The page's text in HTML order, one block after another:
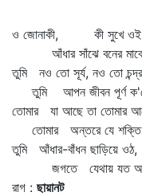
ও জোনাকী, কী সুখে ওই
আঁধার সাঁঝে বনের মাঝে
তুমি নও তো সূর্য, নও তো
তুমি আপন জীবন পূর্ণ
তোমার যা আছে তা তোমার
তোমার অন্তরে যে শক্তি
তুমি আঁধার-বাঁধন ছাড়িয়ে
জগতে যেথায় যত আলো
রাগ : ছায়ানট